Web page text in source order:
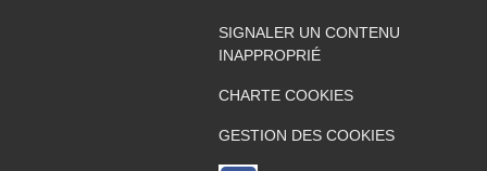
SIGNALER UN CONTENU
INAPPROPRIÉ
CHARTE COOKIES
GESTION DES COOKIES